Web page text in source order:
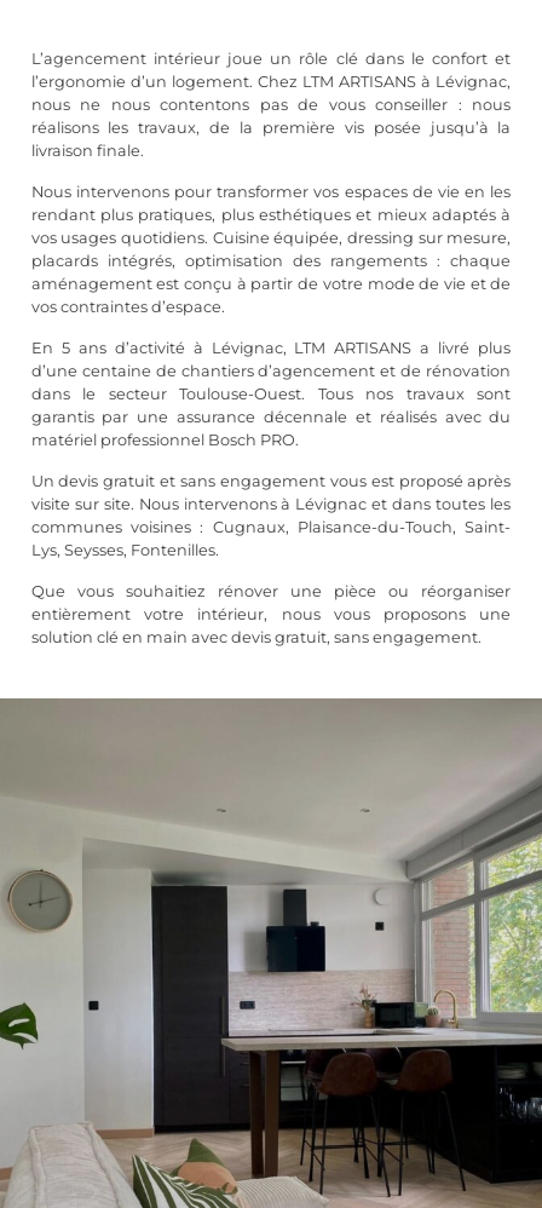
L’agencement intérieur joue un rôle clé dans le confort et
l’ergonomie d’un logement. Chez LTM ARTISANS à Lévignac,
nous ne nous contentons pas de vous conseiller : nous
réalisons les travaux, de la première vis posée jusqu’à la
livraison finale.
Nous intervenons pour transformer vos espaces de vie en les
rendant plus pratiques, plus esthétiques et mieux adaptés à
vos usages quotidiens. Cuisine équipée, dressing sur mesure,
placards intégrés, optimisation des rangements : chaque
aménagement est conçu à partir de votre mode de vie et de
vos contraintes d’espace.
En 5 ans d’activité à Lévignac, LTM ARTISANS a livré plus
d’une centaine de chantiers d’agencement et de rénovation
dans le secteur Toulouse-Ouest. Tous nos travaux sont
garantis par une assurance décennale et réalisés avec du
matériel professionnel Bosch PRO.
Un devis gratuit et sans engagement vous est proposé après
visite sur site. Nous intervenons à Lévignac et dans toutes les
communes voisines : Cugnaux, Plaisance-du-Touch, Saint-
Lys, Seysses, Fontenilles.
Que vous souhaitiez rénover une pièce ou réorganiser
entièrement votre intérieur, nous vous proposons une
solution clé en main avec devis gratuit, sans engagement.